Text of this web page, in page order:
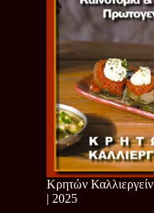
Κρητών Καλλιεργείν
| 2025